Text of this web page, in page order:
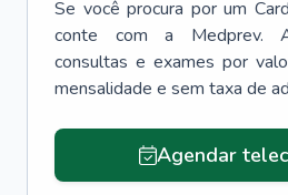
Se você procura por um
conte com a Medprev.
consultas e exames por
mensalidade e sem taxa de
Agendar